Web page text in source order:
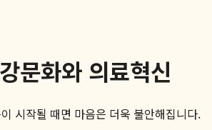
문화와 의료혁신
시작될 때면 마음은 더욱 불안해집니다.